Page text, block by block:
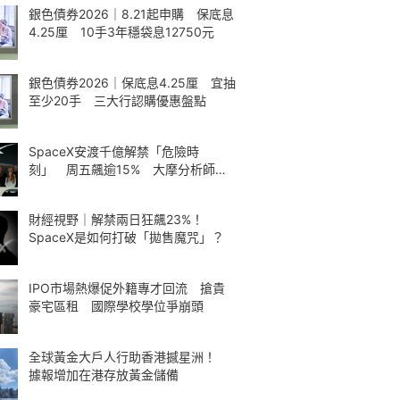
銀色債券2026｜8.21起申購 保底息
4.25厘 10手3年穩袋息12750元
銀色債券2026｜保底息4.25厘 宜抽
至少20手 三大行認購優惠盤點
SpaceX安渡千億解禁「危險時
刻」 周五飆逾15% 大摩分析師神
財經視野｜解禁兩日狂飆23%！
SpaceX是如何打破「拋售魔咒」？
IPO市場熱爆促外籍專才回流 搶貴
豪宅區租 國際學校學位爭崩頭
全球黃金大戶人行助香港撼星洲！
據報增加在港存放黃金儲備